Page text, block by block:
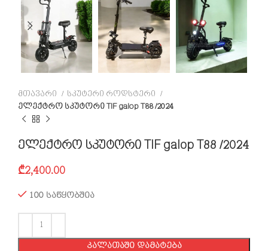
მთავარი
სკუტერი როდსტერი
ელექტრო სკუტორი TIF galop T88 /2024
ელექტრო სკუტორი TIF galop T88 /2024
₾2,400.00
100 საწყობშია
ᲙᲐᲚᲐᲗᲐᲨᲘ ᲓᲐᲛᲐᲢᲔᲑᲐ